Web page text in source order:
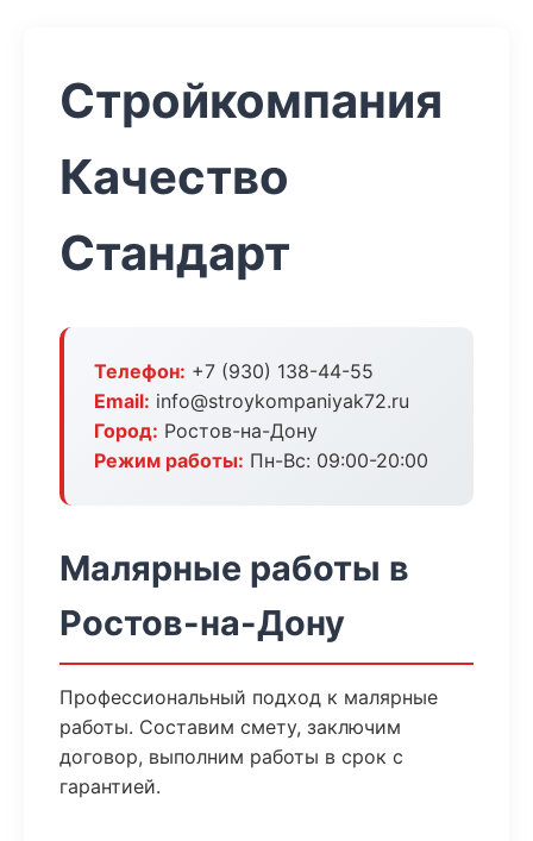
Стройкомпания
Качество
Стандарт
Телефон: +7 (930) 138-44-55
Email: info@stroykompaniyak72.ru
Город: Ростов-на-Дону
Режим работы: Пн-Вс: 09:00-20:00
Малярные работы в
Ростов-на-Дону
Профессиональный подход к малярные
работы. Составим смету, заключим
договор, выполним работы в срок с
гарантией.